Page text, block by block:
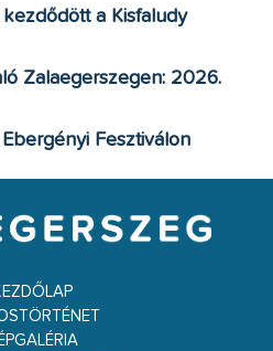
a Kisfaludy
Zalaegerszegen: 2026.
Fesztiválon